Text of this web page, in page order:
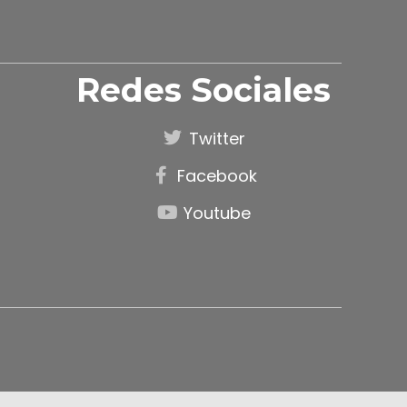
Redes Sociales
Twitter
Facebook
Youtube